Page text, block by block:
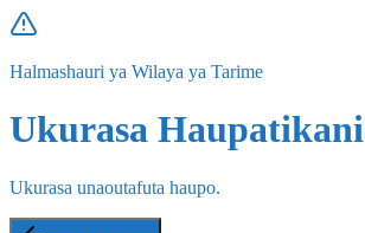
Halmashauri ya Wilaya ya Tarime
Ukurasa Haupatikani
Ukurasa unaoutafuta haupo.